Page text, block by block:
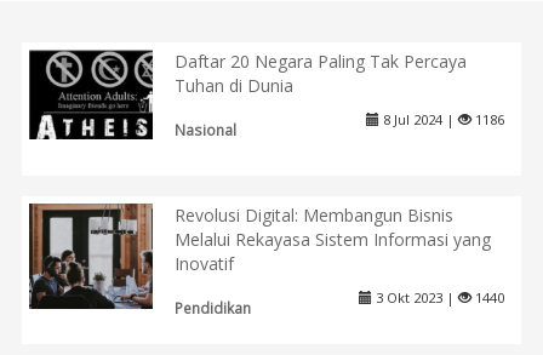
Daftar 20 Negara Paling Tak Percaya
Tuhan di Dunia
Nasional
8 Jul 2024 | 1186
Revolusi Digital: Membangun Bisnis
Melalui Rekayasa Sistem Informasi yang
Inovatif
Pendidikan
3 Okt 2023 | 1440